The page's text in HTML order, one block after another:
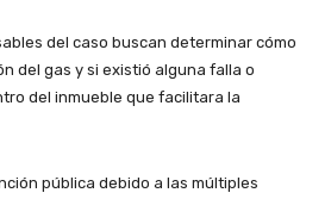
del caso buscan determinar cómo
del gas y si existió alguna falla o
del inmueble que facilitara la
pública debido a las múltiples